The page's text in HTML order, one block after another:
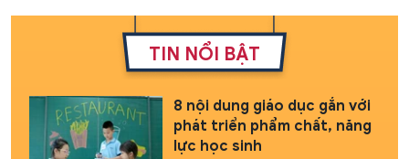
TIN NỔI BẬT
8 nội dung giáo dục gắn với
phát triển phẩm chất, năng
lực học sinh